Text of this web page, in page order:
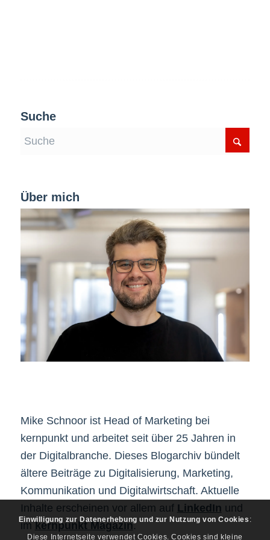
Suche
Über mich
Mike Schnoor ist Head of Marketing bei
kernpunkt und arbeitet seit über 25 Jahren in
der Digitalbranche. Dieses Blogarchiv bündelt
ältere Beiträge zu Digitalisierung, Marketing,
Kommunikation und Digitalwirtschaft. Aktuelle
Inhalte erscheinen vor allem auf LinkedIn und
imkernpunkt Magazin.
Einwilligung zur Datenerhebung und zur Nutzung von Cookies :
Diese Internetseite verwendet Cookies. Cookies sind kleine